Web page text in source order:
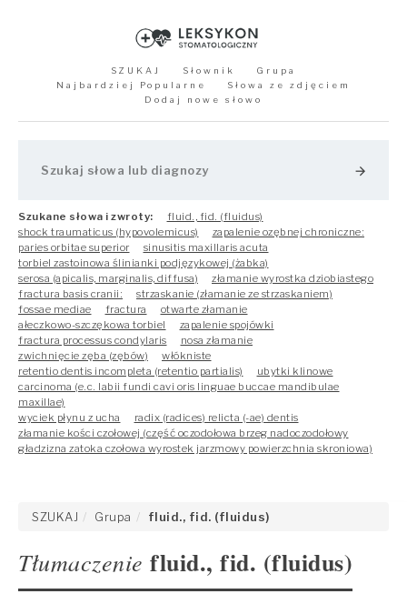
SZUKAJ Słownik
Grupa
Najbardziej Popularne
Słowa ze zdjęciem
Dodaj nowe słowo
arrow_forward
Szukane słowa i zwroty:
fluid., fid. (fluidus)
shock traumaticus (hypovolemicus)
zapalenie ozębnej chroniczne:
paries orbitae superior
sinusitis maxillaris acuta
torbiel zastoinowa ślinianki podjęzykowej (żabka)
serosa (apicalis, marginalis, diffusa)
złamanie wyrostka dziobiastego
fractura basis cranii:
strzaskanie (złamanie ze strzaskaniem)
fossae mediae
fractura
otwarte złamanie
ałeczkowo-szczękowa torbiel
zapalenie spojówki
fractura processus condylaris
nosa złamanie
zwichnięcie zęba (zębów)
włókniste
retentio dentis incompleta (retentio partialis)
ubytki klinowe
carcinoma (e.c. labii fundi cavi oris linguae buccae mandibulae
maxillae)
wyciek płynu z ucha
radix (radices) relicta (-ae) dentis
złamanie kości czołowej (część oczodołowa brzeg nadoczodołowy
gładzizna zatoka czołowa wyrostek jarzmowy powierzchnia skroniowa)
SZUKAJ Grupa fluid., fid. (fluidus)
Tłumaczenie fluid., fid. (fluidus)